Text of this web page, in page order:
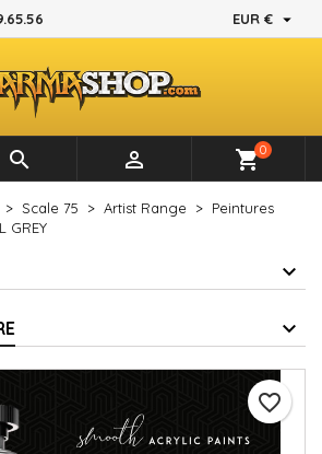
EUR € 
  shopping_cart0
Scale 75 Artist Range
Peintures
GREY
favorite_border
×
liste
d'envies ×
Créer une liste d'envies
×
pour ajouter des produits à